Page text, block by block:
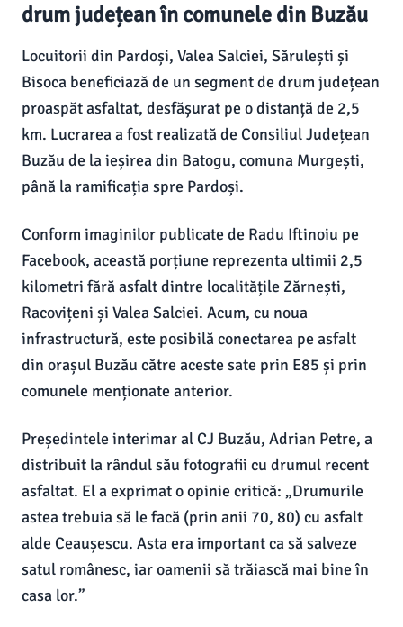
drum județean în comunele din Buzău
Locuitorii din Pardoși, Valea Salciei, Sărulești și
Bisoca beneficiază de un segment de drum județean
proaspăt asfaltat, desfășurat pe o distanță de 2,5
km. Lucrarea a fost realizată de Consiliul Județean
Buzău de la ieșirea din Batogu, comuna Murgești,
până la ramificația spre Pardoși.
Conform imaginilor publicate de Radu Iftinoiu pe
Facebook, această porțiune reprezenta ultimii 2,5
kilometri fără asfalt dintre localitățile Zărnești,
Racovițeni și Valea Salciei. Acum, cu noua
infrastructură, este posibilă conectarea pe asfalt
din orașul Buzău către aceste sate prin E85 și prin
comunele menționate anterior.
Președintele interimar al CJ Buzău, Adrian Petre, a
distribuit la rândul său fotografii cu drumul recent
asfaltat. El a exprimat o opinie critică: „Drumurile
astea trebuia să le facă (prin anii 70, 80) cu asfalt
alde Ceaușescu. Asta era important ca să salveze
satul românesc, iar oamenii să trăiască mai bine în
casa lor.”